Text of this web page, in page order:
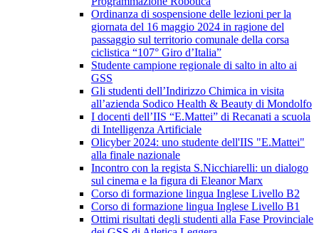
Ordinanza di sospensione delle lezioni per la
giornata del 16 maggio 2024 in ragione del
passaggio sul territorio comunale della corsa
ciclistica “107° Giro d’Italia”
Studente campione regionale di salto in alto ai
GSS
Gli studenti dell’Indirizzo Chimica in visita
all’azienda Sodico Health & Beauty di Mondolfo
I docenti dell’IIS “E.Mattei” di Recanati a scuola
di Intelligenza Artificiale
Olicyber 2024: uno studente dell'IIS "E.Mattei"
alla finale nazionale
Incontro con la regista S.Nicchiarelli: un dialogo
sul cinema e la figura di Eleanor Marx
Corso di formazione lingua Inglese Livello B2
Corso di formazione lingua Inglese Livello B1
Ottimi risultati degli studenti alla Fase Provinciale